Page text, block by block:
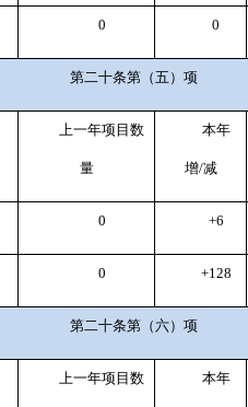
0 0
第二十条第（五）项
上一年项目数
量
本年
增/减
0 +6
0 +128
第二十条第（六）项
上一年项目数 本年